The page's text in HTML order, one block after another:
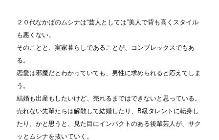
２０代なかばのムシナは“芸人としては”美人で背も高くスタイル
も悪くない。
そのことと、実家暮らしであることが、コンプレックスでもあ
る。
恋愛は邪魔だとわかっていても、男性に求められると応えてしま
う。
結婚も出産もしたいけど、売れるまではできないと思っている。
売れない先輩たちは解散して結婚したり、B級タレントに転身し
たり。かと思うと、見た目にインパクトのある後輩芸人が、サク
ッとムシナを抜いていく。